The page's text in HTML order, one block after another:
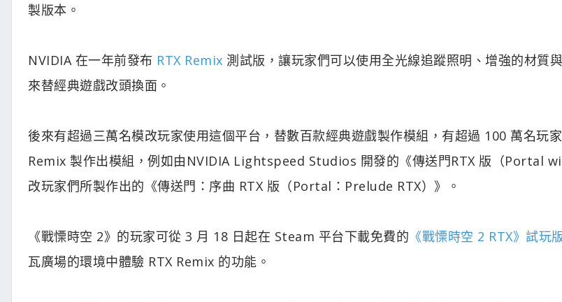
製版本。
NVIDIA 在一年前發布 RTX Remix 測試版，讓玩家們可以使用全光線追蹤照明、增強的材質
來替經典遊戲改頭換面。
後來有超過三萬名模改玩家使用這個平台，替數百款經典遊戲製作模組，有超過 100 萬名玩
Remix 製作出模組，例如由NVIDIA Lightspeed Studios 開發的《傳送門RTX 版（Portal
改玩家們所製作出的《傳送門：序曲 RTX 版（Portal：Prelude RTX）》。
《戰慄時空 2》的玩家可從 3 月 18 日起在 Steam 平台下載免費的 《戰慄時空 2 RTX》試玩
瓦廣場的環境中體驗 RTX Remix 的功能。